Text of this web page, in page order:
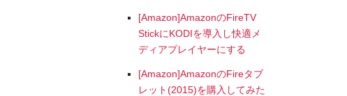
[Amazon]AmazonのFireTV
StickにKODIを導入し快適メ
ディアプレイヤーにする
[Amazon]AmazonのFireタブ
レット(2015)を購入してみた